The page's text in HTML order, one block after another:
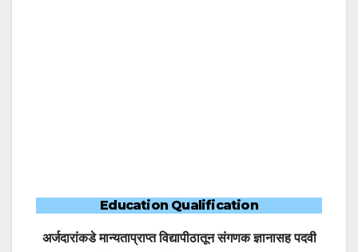
Education Qualification
अर्जदारांकडे मान्यताप्राप्त विद्यापीठातून संगणक ज्ञानासह पदवी